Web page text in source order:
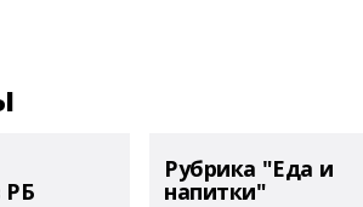
РБ
Рубрика "Еда и
напитки"